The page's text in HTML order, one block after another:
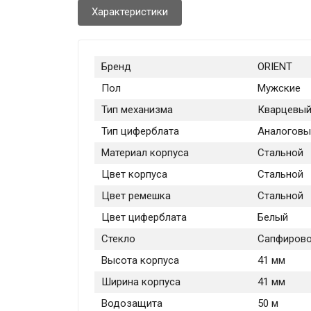
Характеристики
Бренд
ORIENT
Пол
Мужские
Тип механизма
Кварцевый
Тип циферблата
Материал корпуса
Стальной
Цвет корпуса
Стальной
Цвет ремешка
Стальной
Цвет циферблата
Белый
Стекло
Высота корпуса
41 мм
Ширина корпуса
41 мм
Водозащита
50 м